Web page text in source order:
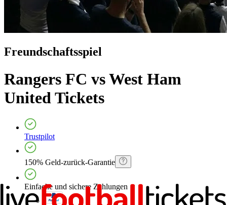
Freundschaftsspiel
Rangers FC vs West Ham
United Tickets
Trustpilot
150% Geld-zurück-Garantie
Einfache und sichere Zahlungen